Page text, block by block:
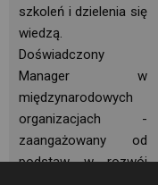
szkoleń i dzielenia się
wiedzą.
Doświadczony
Manager w
międzynarodowych
organizacjach -
zaangażowany od
podstaw w rozwój